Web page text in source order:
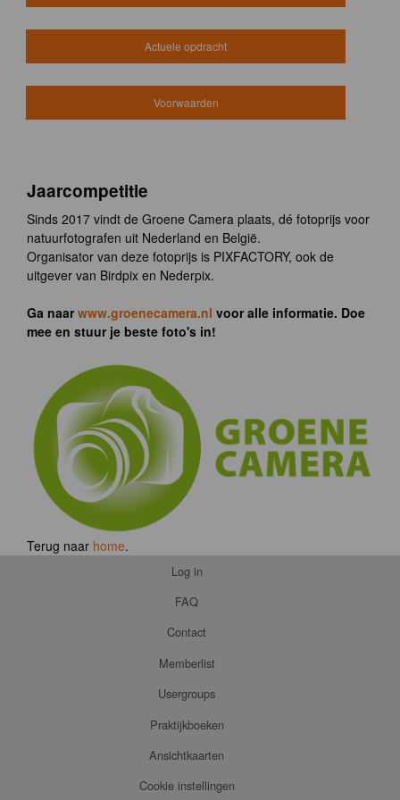
Actuele opdracht
Voorwaarden
Jaarcompetitie
Sinds 2017 vindt de Groene Camera plaats, dé fotoprijs voor
natuurfotografen uit Nederland en België.
Organisator van deze fotoprijs is PIXFACTORY, ook de
uitgever van Birdpix en Nederpix.
Ga naarwww.groenecamera.nl voor alle informatie. Doe
mee en stuur je beste foto's in!
Terug naar home.
Log in
FAQ
Contact
Memberlist
Usergroups
Praktijkboeken
Ansichtkaarten
Cookie instellingen